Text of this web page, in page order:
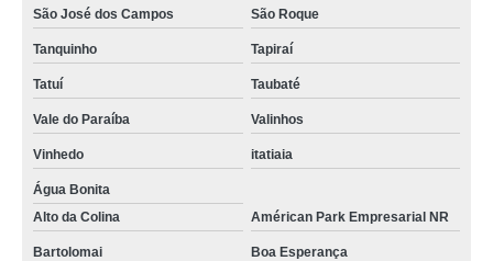
São José dos Campos São Roque
Tanquinho Tapiraí
Tatuí Taubaté
Vale do Paraíba Valinhos
Vinhedo itatiaia
Água Bonita
Alto da Colina
Américan Park Empresarial NR
Bartolomai Boa Esperança